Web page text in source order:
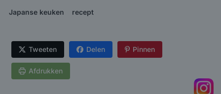
Japanse keuken recept
Tweeten Delen Pinnen
Afdrukken